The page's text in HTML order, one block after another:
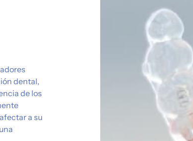
dental,
de los
a su